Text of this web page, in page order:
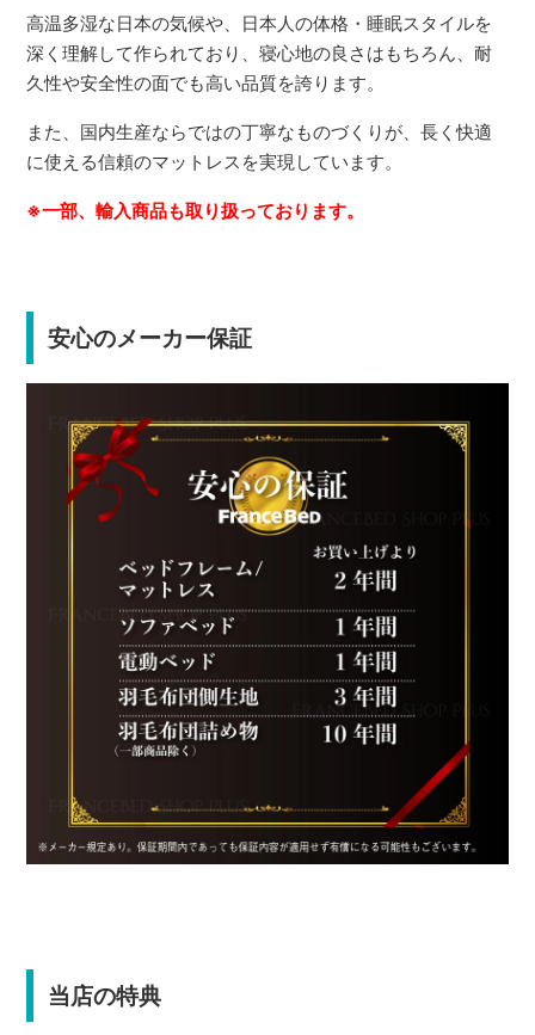
高温多湿な日本の気候や、日本人の体格・睡眠スタイルを
深く理解して作られており、寝心地の良さはもちろん、耐
久性や安全性の面でも高い品質を誇ります。
また、国内生産ならではの丁寧なものづくりが、長く快適
に使える信頼のマットレスを実現しています。
※一部、輸入商品も取り扱っております。
安心のメーカー保証
当店の特典